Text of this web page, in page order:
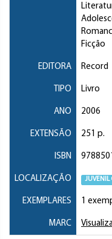
Ficção
EDITORA Record
TIPO Livro
ANO 2006
EXTENSÃO 251 p.
ISBN
LOCALIZAÇÃO JUVENIL
EXEMPLARES 1
MARC